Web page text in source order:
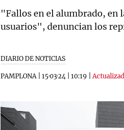
"Fallos en el alumbrado, en
usuarios", denuncian los
DIARIO DE NOTICIAS
PAMPLONA| 15·03·24 10:19 |